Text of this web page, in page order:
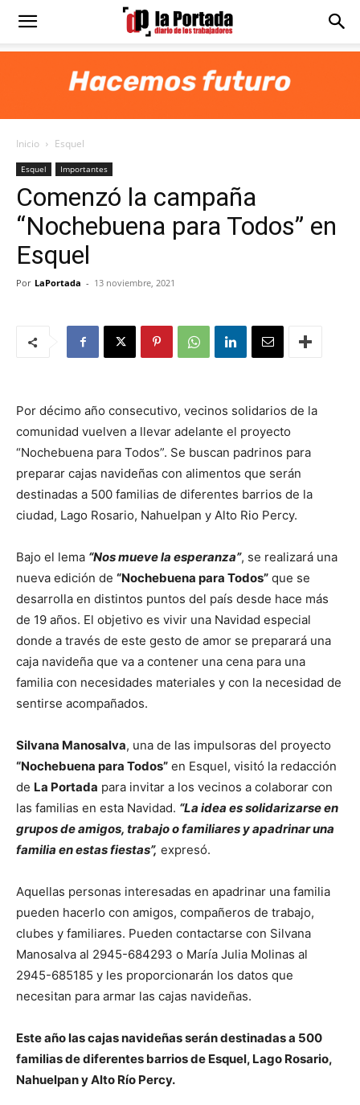
Diario
Portada
Inicio Esquel
Esquel Importantes
Comenzó la campaña
“Nochebuena para Todos” en
Esquel
Por LaPortada - 13 noviembre, 2021
Por décimo año consecutivo, vecinos solidarios de la
comunidad vuelven a llevar adelante el proyecto
“Nochebuena para Todos”. Se buscan padrinos para
preparar cajas navideñas con alimentos que serán
destinadas a 500 familias de diferentes barrios de la
ciudad, Lago Rosario, Nahuelpan y Alto Rio Percy.
Bajo el lema “Nos mueve la esperanza”, se realizará una
nueva edición de “Nochebuena para Todos” que se
desarrolla en distintos puntos del país desde hace más
de 19 años. El objetivo es vivir una Navidad especial
donde a través de este gesto de amor se preparará una
caja navideña que va a contener una cena para una
familia con necesidades materiales y con la necesidad de
sentirse acompañados.
Silvana Manosalva, una de las impulsoras del proyecto
“Nochebuena para Todos” en Esquel, visitó la redacción
de La Portada para invitar a los vecinos a colaborar con
las familias en esta Navidad. “La idea es solidarizarse en
grupos de amigos, trabajo o familiares y apadrinar una
familia en estas fiestas”, expresó.
Aquellas personas interesadas en apadrinar una familia
pueden hacerlo con amigos, compañeros de trabajo,
clubes y familiares. Pueden contactarse con Silvana
Manosalva al 2945-684293 o María Julia Molinas al
2945-685185 y les proporcionarán los datos que
necesitan para armar las cajas navideñas.
Este año las cajas navideñas serán destinadas a 500
familias de diferentes barrios de Esquel, Lago Rosario,
Nahuelpan y Alto Río Percy.